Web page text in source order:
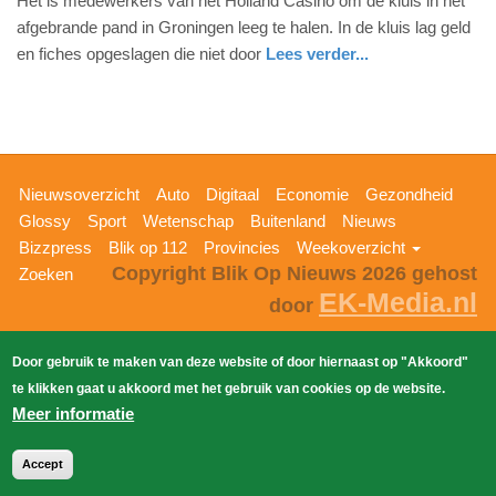
oktober
09-
04-
2025
09:10
afgebrande pand in Groningen leeg te halen. In de kluis lag geld
en fiches opgeslagen die niet door Lees verder...
Hoofdnavigatie
Nieuwsoverzicht Auto Digitaal Economie
Gezondheid
Glossy
Sport Wetenschap Buitenland
Nieuws
Bizzpress
Blik op 112 Provincies
Weekoverzicht
Zoeken
Copyright Blik Op Nieuws 2026 gehost
door EK-Media.nl
Door gebruik te maken van deze website of door hiernaast op "Akkoord"
te klikken gaat u akkoord met het gebruik van cookies op de website.
Meer informatie
Accept